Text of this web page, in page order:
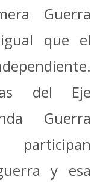
Guerra
que el
del Eje
Guerra
y esa